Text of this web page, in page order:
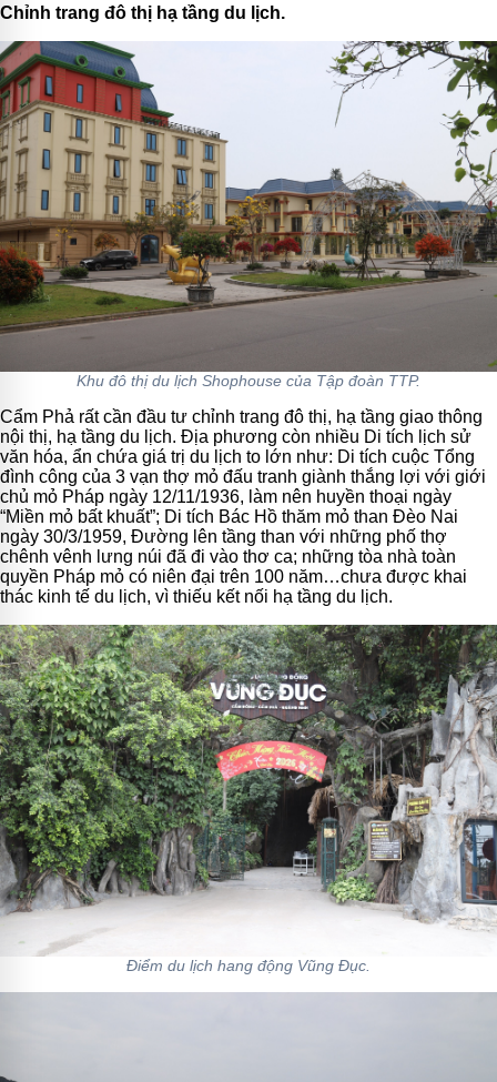
Chỉnh trang đô thị hạ tầng du lịch.
Khu đô thị du lịch Shophouse của Tập đoàn TTP.
Cẩm Phả rất cần đầu tư chỉnh trang đô thị, hạ tầng giao thông
nội thị, hạ tầng du lịch. Địa phương còn nhiều Di tích lịch sử
văn hóa, ẩn chứa giá trị du lịch to lớn như: Di tích cuộc Tổng
đình công của 3 vạn thợ mỏ đấu tranh giành thắng lợi với giới
chủ mỏ Pháp ngày 12/11/1936, làm nên huyền thoại ngày
“Miền mỏ bất khuất”; Di tích Bác Hồ thăm mỏ than Đèo Nai
ngày 30/3/1959, Đường lên tầng than với những phố thợ
chênh vênh lưng núi đã đi vào thơ ca; những tòa nhà toàn
quyền Pháp mỏ có niên đại trên 100 năm…chưa được khai
thác kinh tế du lịch, vì thiếu kết nối hạ tầng du lịch.
Điểm du lịch hang động Vũng Đục.